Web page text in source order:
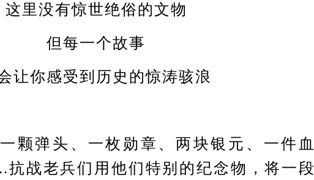
这里没有惊世绝俗的文物
但每一个故事
让你感受到历史的惊涛骇浪
弹头、一枚勋章、两块银元、一件血
抗战老兵们用他们特别的纪念物，将一段